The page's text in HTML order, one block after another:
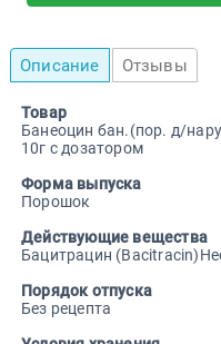
Описание Отзывы
Товар
Банеоцин бан.(пор. д/
10г с дозатором
Форма выпуска
Порошок
Действующие вещества
Бацитрацин
Порядок отпуска
Без рецепта